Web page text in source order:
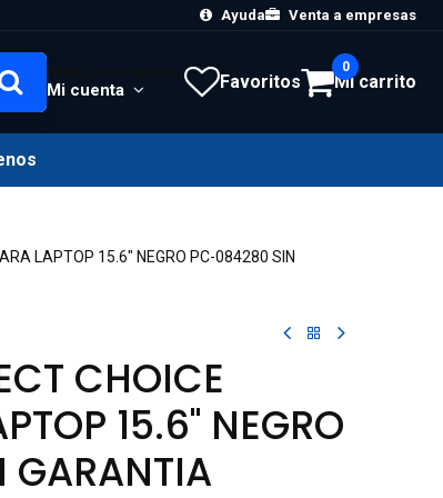
Ayuda Venta a empresas
Mi cuenta Favoritos Mi carrito
0
LAPTOP 15.6" NEGRO PC-084280 SIN
CHOICE
15.6" NEGRO